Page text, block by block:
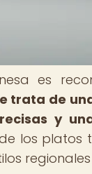
es
trata de
y
los platos